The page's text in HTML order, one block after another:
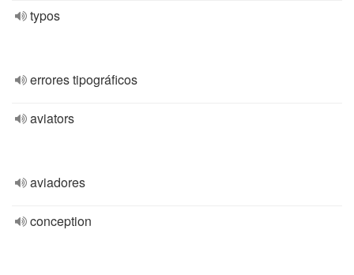
typos
errores tipográficos
aviators
aviadores
conception